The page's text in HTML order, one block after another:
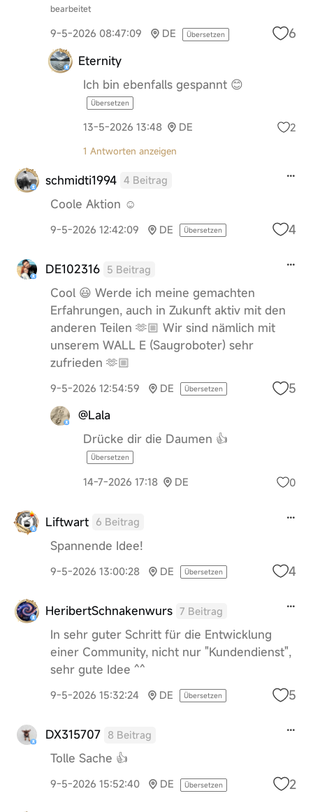
bearbeitet
9-5-2026 08:47:09 DE Übersetzen 6
Eternity
Ich bin ebenfalls gespannt 😊
Übersetzen
13-5-2026 13:48 DE 2
1 Antworten anzeigen
schmidti1994 4 Beitrag
Coole Aktion ☺️
9-5-2026 12:42:09 DE Übersetzen 4
DE102316 5 Beitrag
Cool 😃 Werde ich meine gemachten
Erfahrungen, auch in Zukunft aktiv mit den
anderen Teilen 🫶🏼 Wir sind nämlich mit
unserem WALL E (Saugroboter) sehr
zufrieden 🫶🏼
9-5-2026 12:54:59 DE Übersetzen 5
@Lala
Drücke dir die Daumen 👍
Übersetzen
14-7-2026 17:18 DE 0
Liftwart 6 Beitrag
Spannende Idee!
9-5-2026 13:00:28 DE Übersetzen 4
HeribertSchnakenwurs 7 Beitrag
In sehr guter Schritt für die Entwicklung
einer Community, nicht nur "Kundendienst",
sehr gute Idee ^^
9-5-2026 15:32:24 DE Übersetzen 5
DX315707 8 Beitrag
Tolle Sache 👍
9-5-2026 15:52:40 DE Übersetzen 2